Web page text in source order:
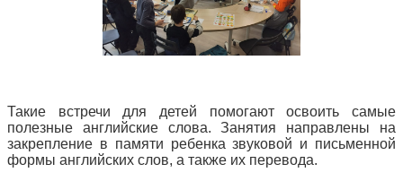
Такие встречи для детей помогают освоить самые
полезные английские слова. Занятия направлены на
закрепление в памяти ребенка звуковой и письменной
формы английских слов, а также их перевода.